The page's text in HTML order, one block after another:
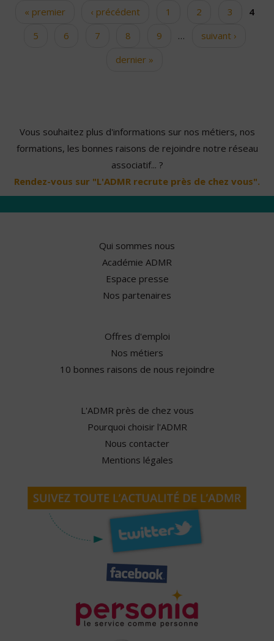
Pages« premier ‹ précédent 1 2 3
4
5
6 7 8 9 …
suivant ›
dernier »
Vous souhaitez plus d'informations sur nos métiers, nos
formations, les bonnes raisons de rejoindre notre réseau
associatif... ?
Rendez-vous sur "L'ADMR recrute près de chez vous".
Qui sommes nous
Académie ADMR
Espace presse
Nos partenaires
Offres d'emploi
Nos métiers
10 bonnes raisons de nous rejoindre
L'ADMR près de chez vous
Pourquoi choisir l'ADMR
Nous contacter
Mentions légales